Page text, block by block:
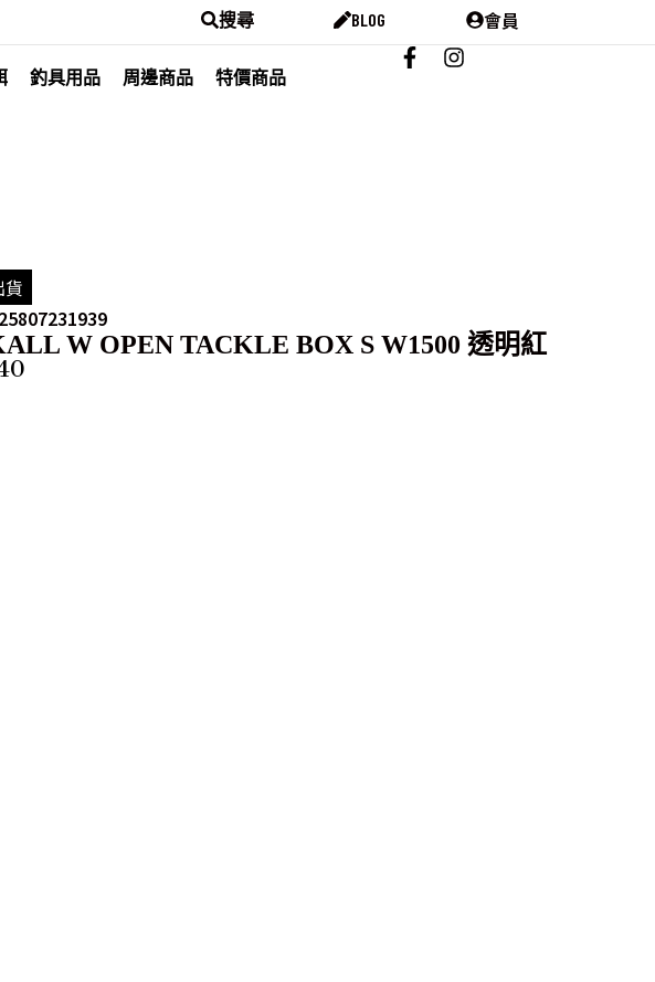
搜尋 BLOG 會員
釣具用品 周邊商品
特價商品
貨
W OPEN TACKLE BOX S W1500 透明紅